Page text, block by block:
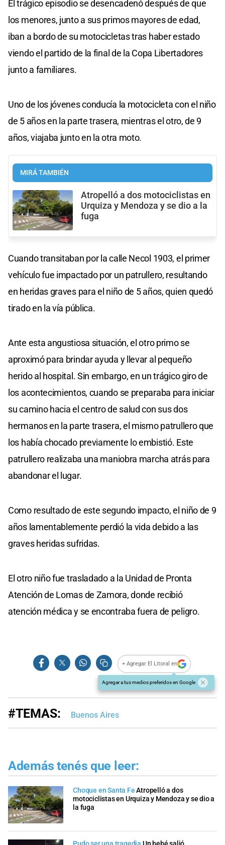
El trágico episodio se desencadenó después de que
los menores, junto a sus primos mayores de edad,
iban a bordo de su motocicletas tras haber estado
viendo el partido de la final de la Copa Libertadores
junto a familiares.
Uno de los jóvenes conducía la motocicleta con el niño
de 5 años en la parte trasera, mientras el otro, de 9
años, viajaba junto en la otra moto.
MIRÁ TAMBIÉN
Atropelló a dos motociclistas en
Urquiza y Mendoza y se dio a la
fuga
Cuando transitaban por la calle Necol 1903, el primer
vehículo fue impactado por un patrullero, resultando
en heridas graves para el niño de 5 años, quien quedó
tirado en la vía pública.
Ante esta angustiosa situación, el otro primo se
aproximó para brindar ayuda y llevar al pequeño
herido al hospital. Sin embargo, en un trágico giro de
los acontecimientos, cuando se preparaba para iniciar
su camino hacia el centro de salud con sus dos
hermanos en la parte trasera, el mismo patrullero que
los había chocado previamente lo embistió. Este
patrullero realizaba una maniobra marcha atrás para
abandonar el lugar.
Como resultado de este segundo impacto, el niño de 9
años lamentablemente perdió la vida debido a las
graves heridas sufridas.
El otro niño fue trasladado a la Unidad de Pronta
Atención de Lomas de Zamora, donde recibió
atención médica y se encontraba fuera de peligro.
+ Agregar El Litoral en
Agregar a tus medios preferidos en Google
#TEMAS: Buenos Aires
Además tenés que leer:
Choque en Santa Fe Atropelló a dos
motociclistas en Urquiza y Mendoza y se dio a
la fuga